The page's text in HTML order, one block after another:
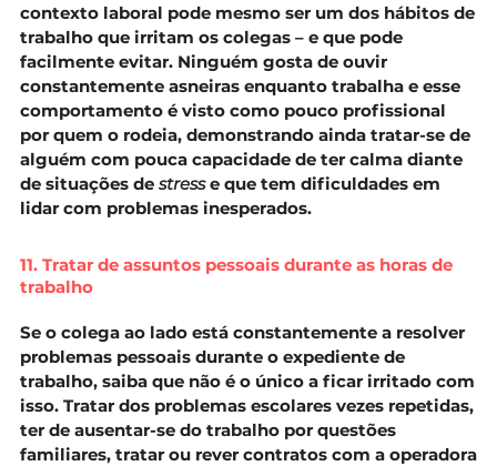
contexto laboral pode mesmo ser um dos hábitos de
trabalho que irritam os colegas – e que pode
facilmente evitar. Ninguém gosta de ouvir
constantemente asneiras enquanto trabalha e esse
comportamento é visto como pouco profissional
por quem o rodeia, demonstrando ainda tratar-se de
alguém com pouca capacidade de ter calma diante
de situações de stresse que tem dificuldades em
lidar com problemas inesperados.
11. Tratar de assuntos pessoais durante as horas de
trabalho
Se o colega ao lado está constantemente a resolver
problemas pessoais durante o expediente de
trabalho, saiba que não é o único a ficar irritado com
isso. Tratar dos problemas escolares vezes repetidas,
ter de ausentar-se do trabalho por questões
familiares, tratar ou rever contratos com a operadora